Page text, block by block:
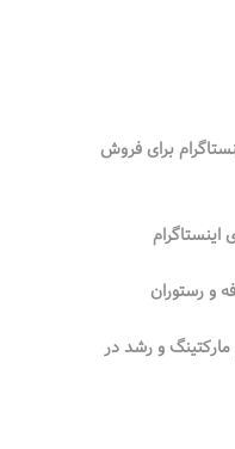
برای فروش
و رستوران
مارکتینگ و رشد در